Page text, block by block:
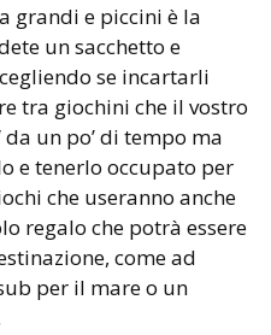
grandi e piccini è la
un sacchetto e
se incartarli
tra giochini che il vostro
un po’ di tempo ma
e tenerlo occupato per
che useranno anche
regalo che potrà essere
come ad
per il mare o un